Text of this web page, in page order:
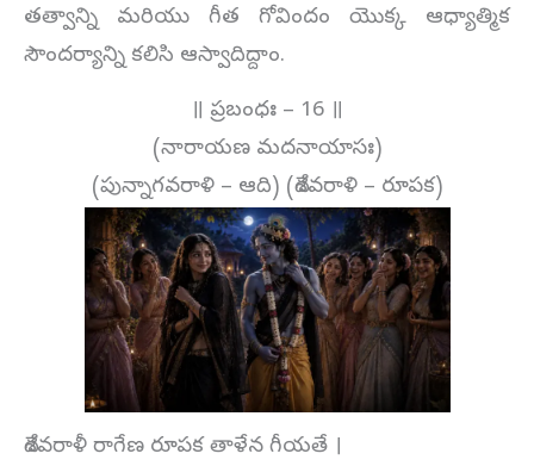
తత్వాన్ని మరియు గీత గోవిందం యొక్క ఆధ్యాత్మిక
సౌందర్యాన్ని కలిసి ఆస్వాదిద్దాం.
॥ ప్రబంధః – 16 ॥
(నారాయణ మదనాయాసః)
(పున్నాగవరాళి – ఆది) (దేశవరాళి – రూపక)
దేశవరాళీ రాగేణ రూపక తాళేన గీయతే ।